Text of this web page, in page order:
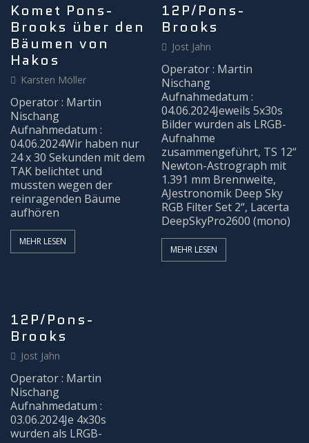
Komet Pons-
Brooks über den
Bäumen von
Hakos
Karsten Möller
Operator : Martin
Nischang
Aufnahmedatum :
04.06.2024Wir haben nur
24 x 30 Sekunden mit dem
TAK belichtet und
mussten wegen der
reinragenden Bäume
aufhören
MEHR LESEN
12P/Pons-
Brooks
Jost Jahn
Operator : Martin
Nischang
Aufnahmedatum :
04.06.2024Jeweils 5x30s
Bilder wurden als LRGB-
Aufnahme
zusammengeführt, TS 12“
Newton-Astrograph mit
1.391 mm Brennweite,
AJestronomik Deep Sky
RGB Filter Set 2“, Lacerta
DeepSkyPro2600 (mono)
MEHR LESEN
12P/Pons-
Brooks
Jost Jahn
Operator : Martin
Nischang
Aufnahmedatum :
03.06.2024Je 4x30s
wurden als LRGB-